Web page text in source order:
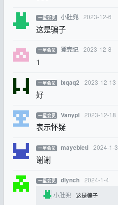
一星会员 小肚兜 2023-12-6
这是骗子
一星会员 登完记 2023-12-8
1
一星会员 lxqaq2 2023-12-13
好
一星会员 Vanypl 2023-12-18
表示怀疑
一星会员 mayebieti 2024-1-3
谢谢
一星会员 dlynch 2024-1-4
小肚兜
这是骗子